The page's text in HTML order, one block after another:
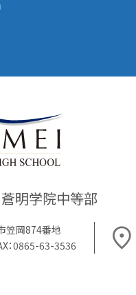
蒼明学院中等部
笠岡874番地
：0865-63-3536